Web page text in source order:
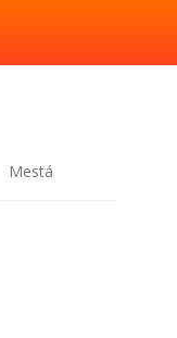
Mestá